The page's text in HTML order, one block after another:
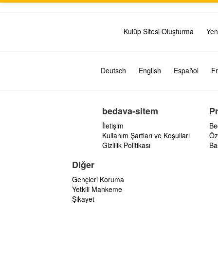
Kulüp Sitesi Oluşturma
Deutsch English Español
bedava-sitem
İletişim
Kullanım Şartları ve Koşulları
Gizlilik Politikası
Diğer
Gençleri Koruma
Yetkili Mahkeme
Şikayet